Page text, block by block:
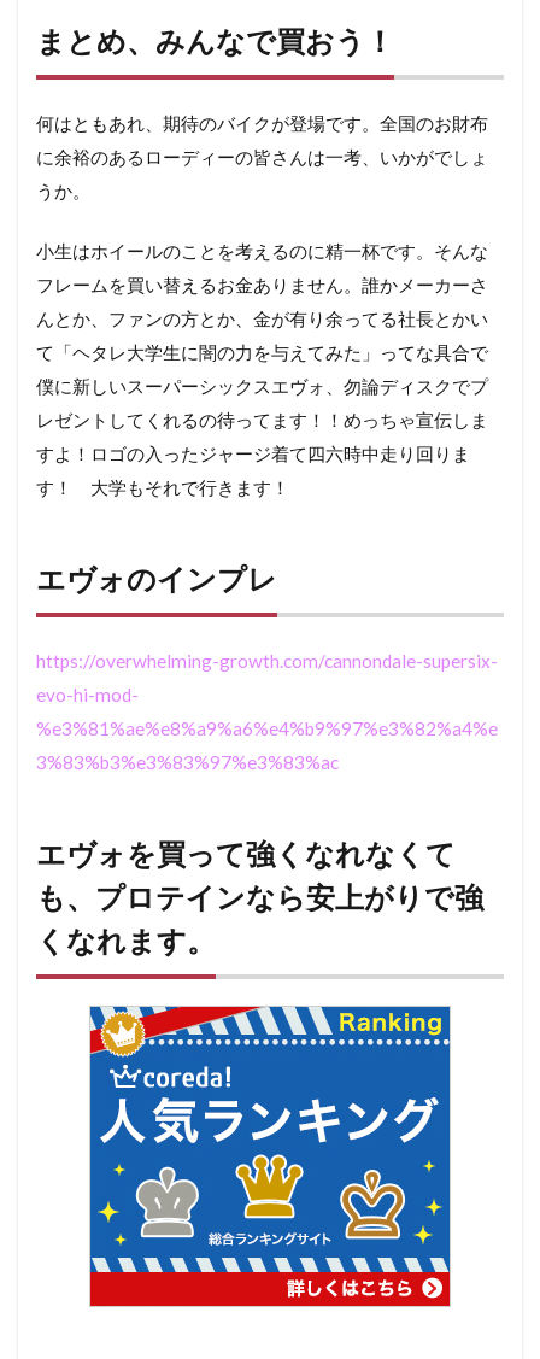
まとめ、みんなで買おう！
何はともあれ、期待のバイクが登場です。全国のお財布
に余裕のあるローディーの皆さんは一考、いかがでしょ
うか。
小生はホイールのことを考えるのに精一杯です。そんな
フレームを買い替えるお金ありません。誰かメーカーさ
んとか、ファンの方とか、金が有り余ってる社長とかい
て「ヘタレ大学生に闇の力を与えてみた」ってな具合で
僕に新しいスーパーシックスエヴォ、勿論ディスクでプ
レゼントしてくれるの待ってます！！めっちゃ宣伝しま
すよ！ロゴの入ったジャージ着て四六時中走り回りま
す！ 大学もそれで行きます！
エヴォのインプレ
https://overwhelming-growth.com/cannondale-supersix-
evo-hi-mod-
%e3%81%ae%e8%a9%a6%e4%b9%97%e3%82%a4%e
3%83%b3%e3%83%97%e3%83%ac
エヴォを買って強くなれなくて
も、プロテインなら安上がりで強
くなれます。